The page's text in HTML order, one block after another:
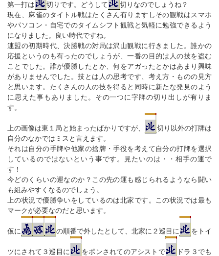
第一打は 切りです。どうして
切りなのでしょうね？
現在、麻雀のタイトル戦はたくさん有りますしその観戦はスマホ
やパソコン・自宅でのタイムシフト観戦と気軽に勉強できるよう
になりました。良い時代ですね。
連盟の初期時代、決勝戦の対局は沢山観戦に行きました。誰かの
応援というのも有ったのでしょうが、一番の目的は人の技を盗む
ことでした。誰が優勝したとか、何をアガったとかはあまり興味
がありませんでした。技とは人の思考です、考え方・ものの見方
と思います。たくさんの人の技を得ると同時に新たな発見のよう
に思えた事もありました。その一つに字牌の切り出しが有りま
す。
上の画像は東１局と始まったばかりですが、
切り以外の打牌は
自分のなかではミスと言えます。
それは自分の手牌や他家の捨牌・手役を考えて自分の打牌を選択
しているのではないという事です。見たいのは・・相手の運で
す！
今どのくらいの運なのか？この先の運も感じられるようなら闘い
も組みやすくなるのでしょう。
上の状況で優勝争いをしているのは北家です。この状況では最も
マークが必要なのだと思います。
仮に の順番で外したとして、北家に２巡目に をトイ
ツにされて３巡目に をポンされてのアシストで
ドラ３でも